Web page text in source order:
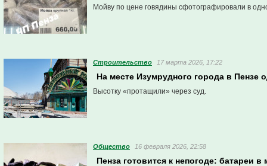
Мойву по цене говядины сфотографировали в
Строительство 17 марта 2026, 17:22
На месте Изумрудного города в Пензе
Высотку «протащили» через суд.
Общество 16 февраля 2026, 22:58
Пенза готовится к непогоде: батареи